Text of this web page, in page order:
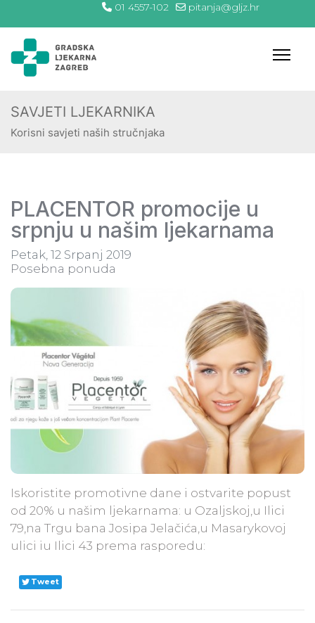
01 4557-102 pitanja@gljz.hr
SAVJETI LJEKARNIKA
Korisni savjeti naših stručnjaka
PLACENTOR promocije u
srpnju u našim ljekarnama
Petak, 12 Srpanj 2019
Posebna ponuda
Iskoristite promotivne dane i ostvarite popust
od 20% u našim ljekarnama: u Ozaljskoj,u Ilici
79,na Trgu bana Josipa Jelačića,u Masarykovoj
ulici iu Ilici 43 prema rasporedu:
Tweet